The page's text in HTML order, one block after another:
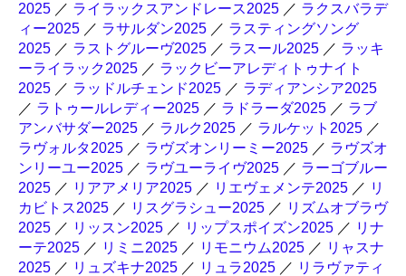
2025 ／ ライラックスアンドレース2025 ／ ラクスバラデ
ィー2025 ／ ラサルダン2025 ／ ラスティングソング
2025 ／ ラストグルーヴ2025 ／ ラスール2025 ／ ラッキ
ーライラック2025 ／ ラックビーアレディトゥナイト
2025 ／ ラッドルチェンド2025 ／ ラディアンシア2025
／ ラトゥールレディー2025 ／ ラドラーダ2025 ／ ラブ
アンバサダー2025 ／ ラルク2025 ／ ラルケット2025 ／
ラヴォルタ2025 ／ ラヴズオンリーミー2025 ／ ラヴズオ
ンリーユー2025 ／ ラヴユーライヴ2025 ／ ラーゴブルー
2025 ／ リアアメリア2025 ／ リエヴェメンテ2025 ／ リ
カビトス2025 ／ リスグラシュー2025 ／ リズムオブラヴ
2025 ／ リッスン2025 ／ リップスポイズン2025 ／ リナ
ーテ2025 ／ リミニ2025 ／ リモニウム2025 ／ リャスナ
2025 ／ リュズキナ2025 ／ リュラ2025 ／ リラヴァティ